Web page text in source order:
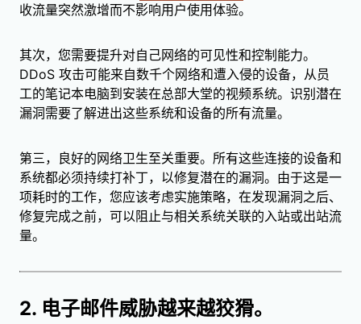
收流量突然激增而不影响用户使用体验。
其次，您需要提升对自己网络的可见性和控制能力。
DDoS 攻击可能来自数千个网络和遭入侵的设备，从员
工的笔记本电脑到安装在总部大堂的视频系统。识别潜在
漏洞需要了解进出这些系统和设备的所有流量。
第三，良好的网络卫生至关重要。所有这些连接的设备和
系统都必须持续打补丁，以修复潜在的漏洞。由于这是一
项耗时的工作，您应该考虑实施策略，在发现漏洞之后、
修复完成之前，可以阻止与相关系统关联的入站或出站流
量。
2. 电子邮件威胁越来越狡猾。